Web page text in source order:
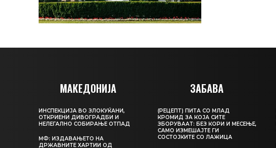
МАКЕДОНИЈА
ИНСПЕКЦИЈА ВО ЗЛОКУЌАНИ,
ОТКРИЕНИ ДИВОГРАДБИ И
НЕЛЕГАЛНО СОБИРАЊЕ ОТПАД
МФ: ИЗДАВАЊЕТО НА
ДРЖАВНИТЕ ХАРТИИ ОД
ЗАБАВА
(РЕЦЕПТ) ПИТА СО МЛАД
КРОМИД ЗА КОЈА СИТЕ
ЗБОРУВААТ: БЕЗ КОРИ И МЕСЕЊЕ,
САМО ИЗМЕШАЈТЕ ГИ
СОСТОЈКИТЕ СО ЛАЖИЦА